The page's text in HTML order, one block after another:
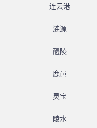
连云港
涟源
醴陵
鹿邑
灵宝
陵水